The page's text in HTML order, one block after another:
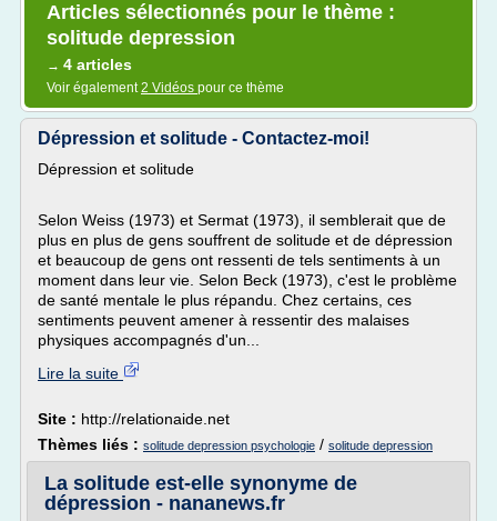
Articles sélectionnés pour le thème :
solitude depression
→ 4 articles
Voir également2 Vidéos pour ce thème
Dépression et solitude - Contactez-moi!
Dépression et solitude
Selon Weiss (1973) et Sermat (1973), il semblerait que de
plus en plus de gens souffrent de solitude et de dépression
et beaucoup de gens ont ressenti de tels sentiments à un
moment dans leur vie. Selon Beck (1973), c'est le problème
de santé mentale le plus répandu. Chez certains, ces
sentiments peuvent amener à ressentir des malaises
physiques accompagnés d'un...
Lire la suite
Site : http://relationaide.net
Thèmes liés : solitude depression psychologie / solitude depression
La solitude est-elle synonyme de
dépression - nananews.fr